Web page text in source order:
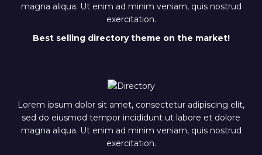
magna aliqua. Ut enim ad minim veniam, quis nostrud
exercitation.
Best selling directory theme on the market!
Lorem ipsum dolor sit amet, consectetur adipiscing elit,
sed do eiusmod tempor incididunt ut labore et dolore
magna aliqua. Ut enim ad minim veniam, quis nostrud
exercitation.